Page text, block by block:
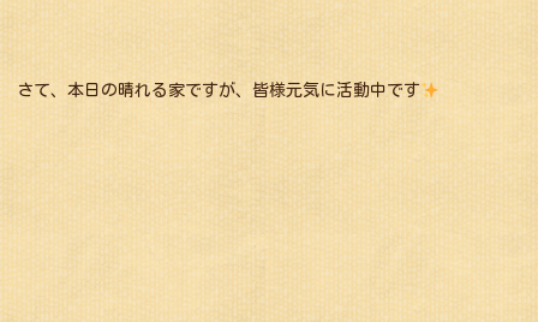
さて、本日の晴れる家ですが、皆様元気に活動中です